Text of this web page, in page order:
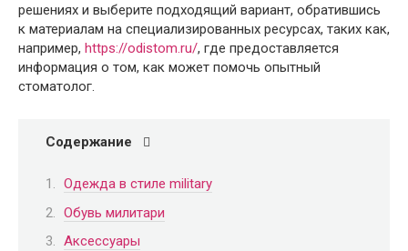
решениях и выберите подходящий вариант, обратившись
к материалам на специализированных ресурсах, таких как,
например, https://odistom.ru/, где предоставляется
информация о том, как может помочь опытный
стоматолог.
Содержание
Одежда в стиле military
Обувь милитари
Аксессуары